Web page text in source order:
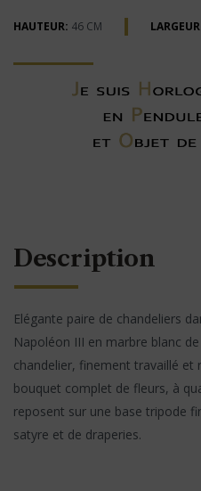
HAUTEUR: 46 CM
Description
Elégante paire de chandeliers
Napoléon III en marbre blanc
chandelier, finement travaillé
bouquet complet de fleurs, à
reposent sur une base tripode
satyre et de draperies.